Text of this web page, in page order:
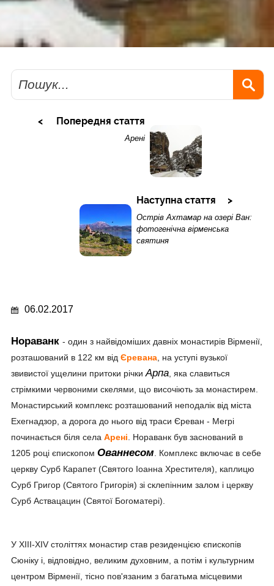
Пошук
Попередня стаття
Арені
Наступна стаття
Острів Ахтамар на озері Ван:
фотогенічна вірменська
святиня
06.02.2017
Нораванк - один з найвідоміших давніх монастирів Вірменії,
розташований в 122 км від Єревана , на уступі вузької
звивистої ущелини притоки річки Арпа , яка славиться
стрімкими червоними скелями, що височіють за монастирем.
Монастирський комплекс розташований неподалік від міста
Ехегнадзор, а дорога до нього від траси Єреван - Мегрі
починається біля села Арені . Нораванк був заснований в
1205 році єпископом Ованнесом . Комплекс включає в себе
церкву Сурб Карапет (Святого Іоанна Хрестителя), каплицю
Сурб Григор (Святого Григорія) зі склепінним залом і церкву
Сурб Аствацацин (Святої Богоматері).
У XIII-XIV століттях монастир став резиденцією єпископів
Сюніку і, відповідно, великим духовним, а потім і культурним
центром Вірменії, тісно пов'язаним з багатьма місцевими